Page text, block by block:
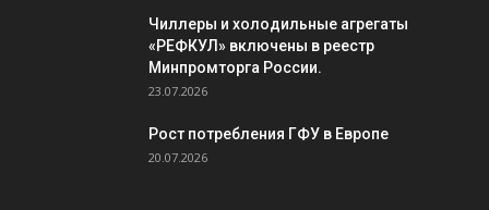
Чиллеры и холодильные агрегаты
«РЕФКУЛ» включены в реестр
Минпромторга России.
23.07.2026
Рост потребления ГФУ в Европе
20.07.2026